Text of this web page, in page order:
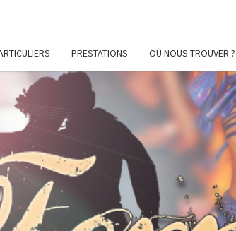
PRESTATIONS OÙ NOUS TROUVER ?